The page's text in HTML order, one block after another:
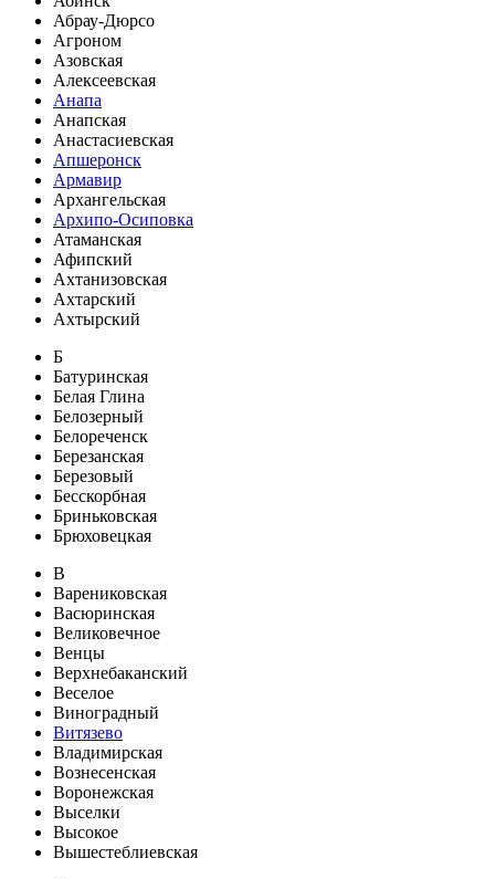
Абрау-Дюрсо
Агроном
Азовская
Алексеевская
Анапа
Анапская
Анастасиевская
Апшеронск
Армавир
Архангельская
Архипо-Осиповка
Атаманская
Афипский
Ахтанизовская
Ахтарский
Ахтырский
Б
Батуринская
Белая Глина
Белозерный
Белореченск
Березанская
Березовый
Бесскорбная
Бриньковская
Брюховецкая
В
Варениковская
Васюринская
Великовечное
Венцы
Верхнебаканский
Веселое
Виноградный
Витязево
Владимирская
Вознесенская
Воронежская
Выселки
Высокое
Вышестеблиевская